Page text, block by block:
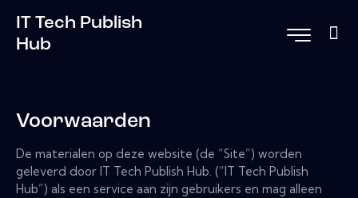
IT Tech Publish
Hub
Voorwaarden
De materialen op deze website (de “Site”) worden
geleverd door IT Tech Publish Hub. (“IT Tech Publish
Hub”) als een service aan zijn gebruikers en mag alleen